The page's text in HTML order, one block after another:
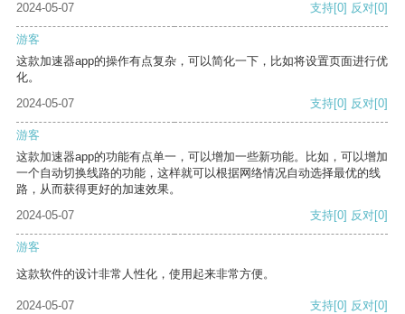
2024-05-07 支持[0] 反对[0]
游客
这款加速器app的操作有点复杂，可以简化一下，比如将设置页面进行优
化。
2024-05-07
支持[0] 反对[0]
游客
这款加速器app的功能有点单一，可以增加一些新功能。比如，可以增加
一个自动切换线路的功能，这样就可以根据网络情况自动选择最优的线
路，从而获得更好的加速效果。
2024-05-07
支持[0] 反对[0]
游客
这款软件的设计非常人性化，使用起来非常方便。
2024-05-07 支持[0] 反对[0]